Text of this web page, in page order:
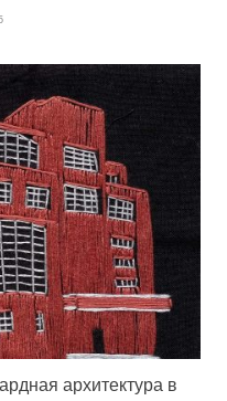
архитектура в